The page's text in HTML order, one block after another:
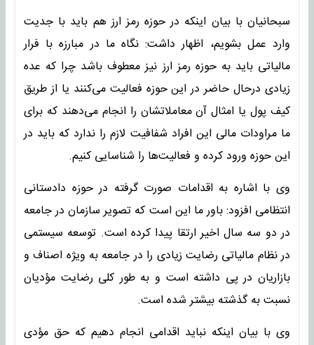
سبحانیان با بیان اینکه در حوزه رمز ارز هم باید با جدیت
وارد عمل بشویم، اظهار داشت: نگاه ما در مبارزه با فرار
مالیاتی باید به حوزه رمز ارز نیز معطوف باشد چرا که عده
زیادی درحال حاضر در این حوزه فعالیت می‌کنند یا از طریق
کیف پول یا امثال آن معاملاتشان را انجام می‌دهند که برای
ما مراودات مالی این افراد شفافیت لازم را ندارد که باید در
این حوزه ورود کرده و فعالیت‌ها را شناسایی کنیم.
وی با اشاره به اقدامات صورت گرفته در حوزه دادستانی
انتظامی افزود: باور ما این است که تصویر سازمان در جامعه
در دو سه سال اخیر ارتقا پیدا کرده است. توسعه سیستمی
در نظام مالیاتی رضایت زیادی را در جامعه به ویژه اصناف و
بازاریان در پی داشته است و به طور کلی رضایت مؤدیان
نسبت به گذشته بیشتر شده است.
وی با بیان اینکه نباید اقدامی انجام دهیم که حق مؤدی